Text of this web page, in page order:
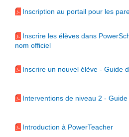
Inscription au portail pour les
Inscrire les élèves dans
nom officiel
Inscrire un nouvel élève - Guide
Interventions de niveau 2 -
Introduction à PowerTeacher